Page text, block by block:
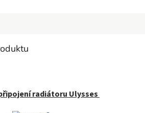
radiátoru Ulysses